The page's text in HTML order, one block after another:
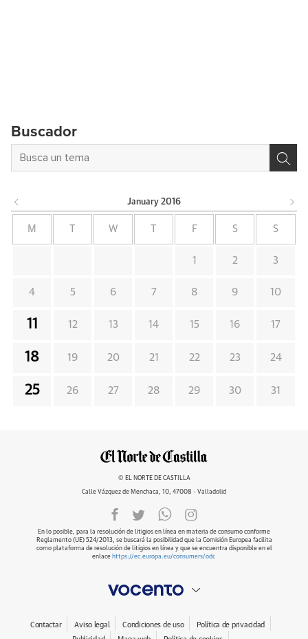
Buscador
January 2016
M W F S S
1 2 3
4 5 6 7 8 9 10
11 12 13 14 15 16 17
18 19 20 21 22 23 24
25 26 27 28 29 30 31
© EL NORTE DE CASTILLA
Calle Vázquez de Menchaca, 10, 47008 - Valladolid
En lo posible, para la resolución de litigios en línea en materia de consumo conforme
Reglamento (UE) 524/2013, se buscará la posibilidad que la Comisión Europea facilita
como plataforma de resolución de litigios en línea y que se encuentra disponible en el
enlace https://ec.europa.eu/consumers/odr.
Contactar Aviso legal Condiciones de uso
Política de privacidad